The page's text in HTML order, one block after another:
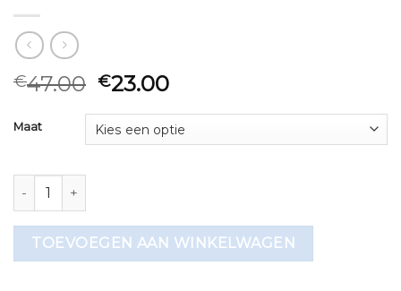
€47.00 €23.00
Maat
guess trui aantal
TOEVOEGEN AAN WINKELWAGEN